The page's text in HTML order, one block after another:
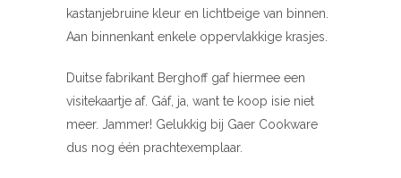
kastanjebruine kleur en lichtbeige van binnen.
Aan binnenkant enkele oppervlakkige krasjes.
Duitse fabrikant Berghoff gaf hiermee een
visitekaartje af. Gáf, ja, want te koop isie niet
meer. Jammer! Gelukkig bij Gaer Cookware
dus nog één prachtexemplaar.